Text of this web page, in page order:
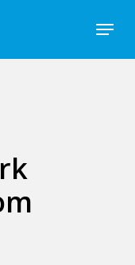
Menu